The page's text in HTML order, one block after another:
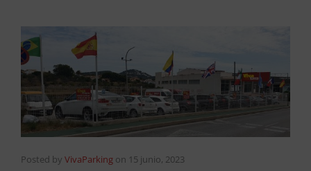
Posted by VivaParking on 15 junio, 2023